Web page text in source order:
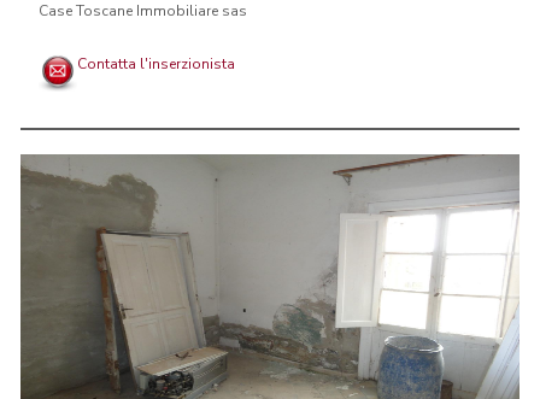
Case Toscane Immobiliare sas
Contatta l'inserzionista